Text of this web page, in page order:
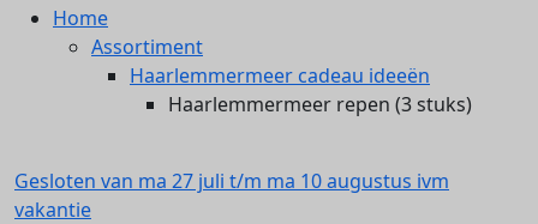
Home
Assortiment
Haarlemmermeer cadeau ideeën
Haarlemmermeer repen (3 stuks)
Gesloten van ma 27 juli t/m ma 10 augustus ivm
vakantie